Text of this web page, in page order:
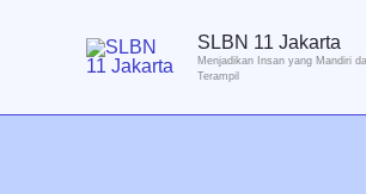
SLBN 11 Jakarta
Menjadikan Insan yang Mandiri
Terampil